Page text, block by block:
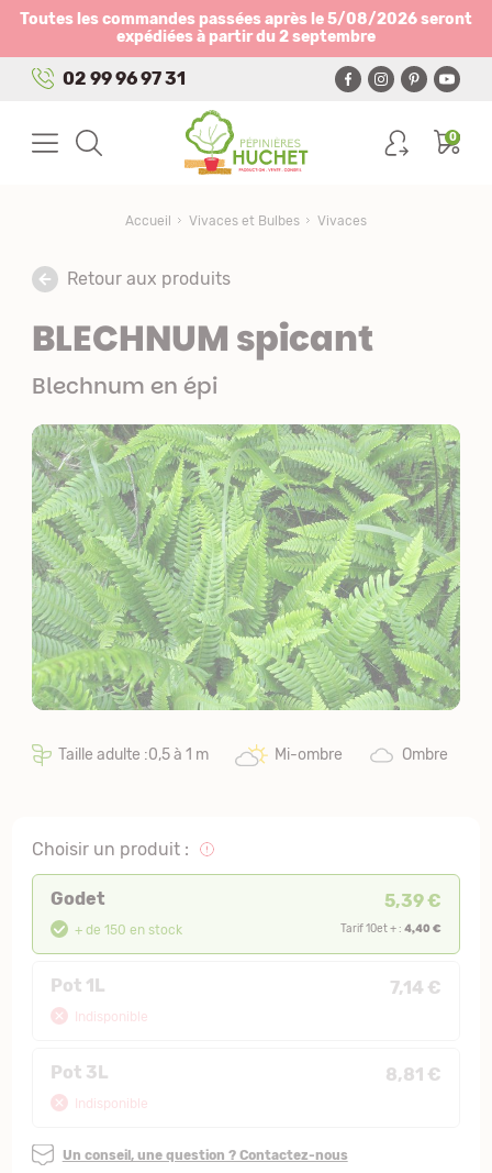
Toutes les commandes passées après le 5/08/2026 seront
expédiées à partir du 2 septembre
02 99 96 97 31
0
Accueil Vivaces et Bulbes Vivaces
Retour aux produits
BLECHNUM spicant
Blechnum en épi
Taille adulte :0,5 à 1 m Mi-ombre Ombre
Choisir un produit :
Godet 5,39 €
+ de 150 en stock Tarif 10et + :4,40 €
Pot 1L 7,14 €
Indisponible
Pot 3L 8,81 €
Indisponible
Un conseil, une question ? Contactez-nous
Panneau de gestion des cookies